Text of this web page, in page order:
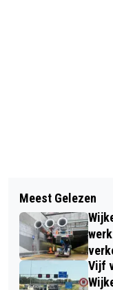
GABY VAN
BEVERWIJK
TIJD VOOR
KLEIN, IN
LEKKER,
Meest Gelezen
Vijf